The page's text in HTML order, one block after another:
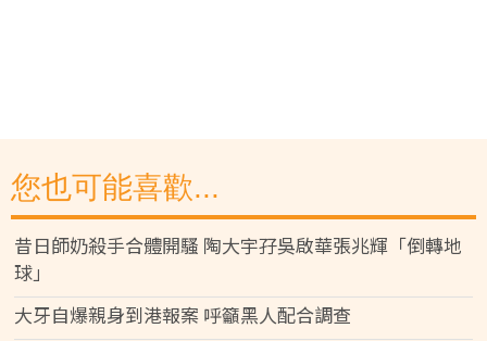
您也可能喜歡...
昔日師奶殺手合體開騷 陶大宇孖吳啟華張兆輝「倒轉地
球」
大牙自爆親身到港報案 呼籲黑人配合調查